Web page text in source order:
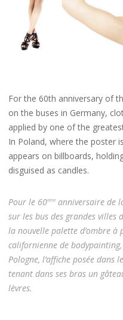
For the 60th anniversary of
on the buses in Germany,
applied by one of the
In Poland, where the poster
appears on billboards,
disguised as candles.
Pour le 60ièmeanniversaire de
sur les bus des grandes villes
la nouvelle palette d’ombre
californienne de
Pologne, l’affiche posée dans
tenant dans ses bras un
lèvres.